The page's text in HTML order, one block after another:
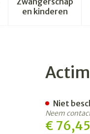
verzorging en
voor Dieet,
en kinderen
Toon
Xxl
€ 76,45
Niet
Neem